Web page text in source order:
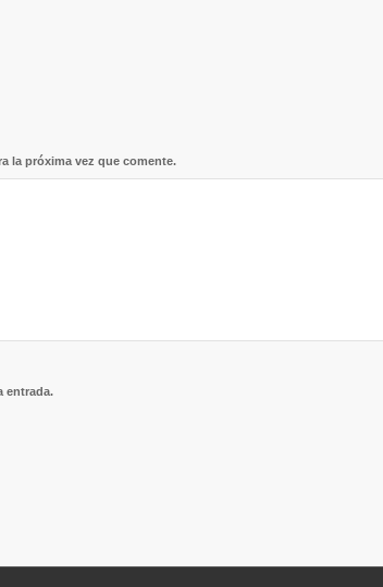
la próxima vez que comente.
entrada.